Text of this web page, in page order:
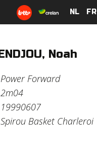
NL FR
Noah
Power Forward
2m04
19990607
Spirou Basket Charleroi
NL FR